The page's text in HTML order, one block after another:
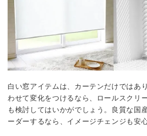
白い窓アイテムは、カーテンだけではあ
わせて変化をつけるなら、ロールスクリ
も検討してはいかがでしょう。良質な国
ーダーするなら、イメージチェンジも安心